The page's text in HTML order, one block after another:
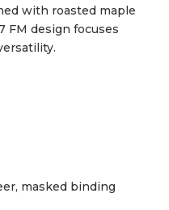
with roasted maple
FM design focuses
masked binding